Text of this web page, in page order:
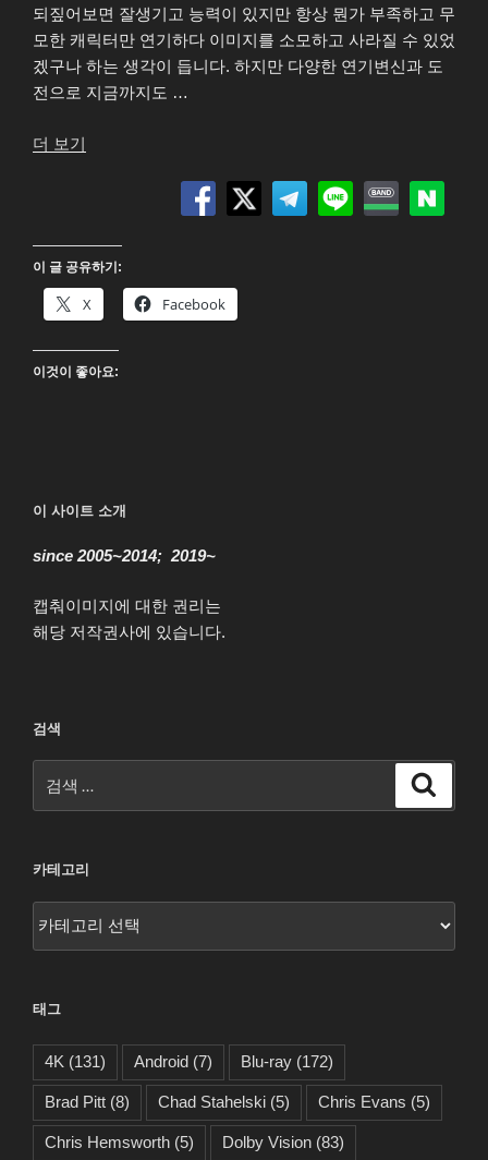
되짚어보면 잘생기고 능력이 있지만 항상 뭔가 부족하고 무
모한 캐릭터만 연기하다 이미지를 소모하고 사라질 수 있었
겠구나 하는 생각이 듭니다. 하지만 다양한 연기변신과 도
전으로 지금까지도 …
더 보기
주
(Days
of
thunder)
4K
UHD
이 글 공유하기:
X Facebook
이것이 좋아요:
이 사이트 소개
since 2005~2014; 2019~
캡춰이미지에 대한 권리는
해당 저작권사에 있습니다.
검색
색:
카테고리
태그
4K (131) Android (7) Blu-ray (172)
Brad Pitt (8) Chad Stahelski (5) Chris Evans (5)
Chris Hemsworth (5) Dolby Vision (83)